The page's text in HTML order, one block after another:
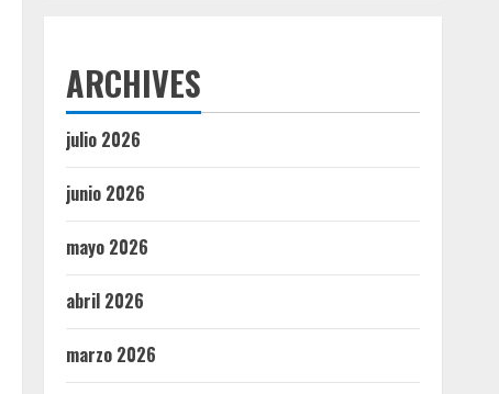
ARCHIVES
julio 2026
junio 2026
mayo 2026
abril 2026
marzo 2026